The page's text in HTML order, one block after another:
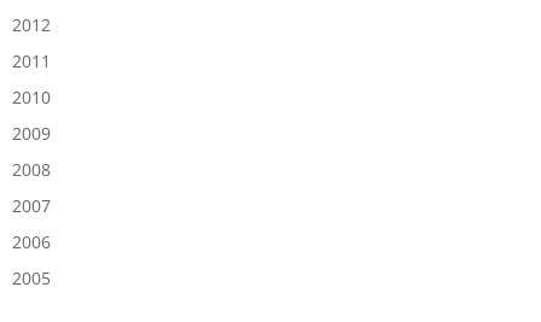
2012
2011
2010
2009
2008
2007
2006
2005